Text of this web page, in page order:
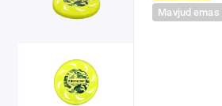
Mavjud emas